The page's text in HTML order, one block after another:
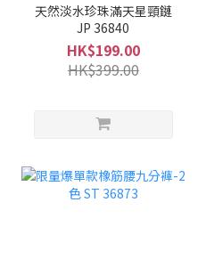
天然淡水珍珠滿天星頸鏈
JP 36840
HK$199.00
HK$399.00